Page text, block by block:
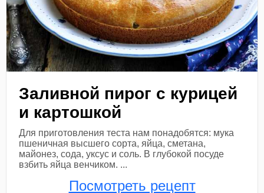
Заливной пирог с курицей
и картошкой
Для приготовления теста нам понадобятся: мука
пшеничная высшего сорта, яйца, сметана,
майонез, сода, уксус и соль. В глубокой посуде
взбить яйца венчиком. ...
Посмотреть рецепт